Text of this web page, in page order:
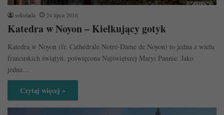
sekulada 24 lipca 2016
Katedra w Noyon – Kiełkujący gotyk
Katedra w Noyon (fr. Cathédrale Notre-Dame de Noyon) to jedna z wielu
francuskich świątyń, poświęcona Najświętszej Maryi Pannie. Jako
jedna…
Czytaj więcej »